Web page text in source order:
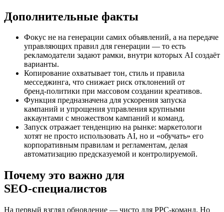
Дополнительные факты
Фокус не на генерации самих объявлений, а на передаче
управляющих правил для генерации — то есть
рекламодатели задают рамки, внутри которых AI создаёт
варианты.
Копирование охватывает тон, стиль и правила
месседжинга, что снижает риск отклонений от
бренд‑политики при массовом создании креативов.
Функция предназначена для ускорения запуска
кампаний и упрощения управления крупными
аккаунтами с множеством кампаний и команд.
Запуск отражает тенденцию на рынке: маркетологи
хотят не просто использовать AI, но и «обучать» его
корпоративным правилам и регламентам, делая
автоматизацию предсказуемой и контролируемой.
Почему это важно для
SEO‑специалистов
На первый взгляд обновление — чисто для PPC‑команд. Но